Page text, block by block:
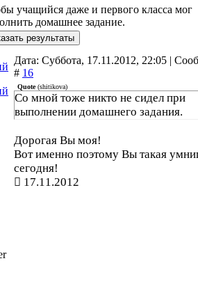
учащийся даже и первого класса мог
домашнее задание.
Дата: Суббота, 17.11.2012, 22:05 |
# 16
Quote(shitikova)
Со мной тоже никто не сидел при
выполнении домашнего задания.
Дорогая Вы моя!
Вот именно поэтому Вы такая
сегодня!
17.11.2012